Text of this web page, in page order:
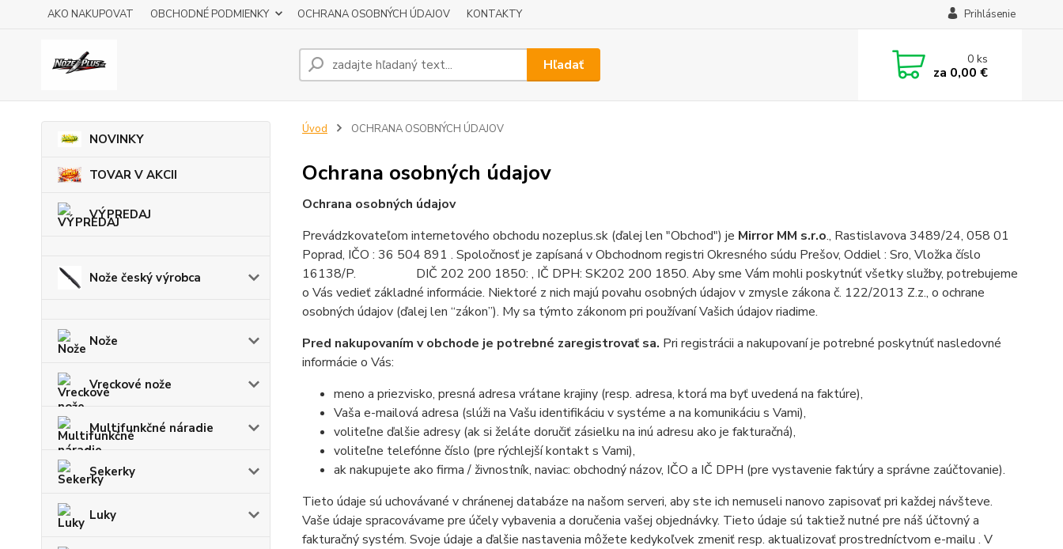
AKO NAKUPOVAT OBCHODNÉ PODMIENKY OCHRANA OSOBNÝCH ÚDAJOV KONTAKTY Prihlásenie
Hľadať 0ks
za 0,00 €
NOVINKY
TOVAR V AKCII
VÝPREDAJ
Nože český výrobca
Nože
Vreckové nože
Multifunkčné náradie
Sekerky
Luky
Úvod OCHRANA OSOBNÝCH ÚDAJOV
Ochrana osobných údajov
Ochrana osobných údajov
Prevádzkovateľom internetového obchodu nozeplus.sk (ďalej len "Obchod") je Mirror MM s.r.o., Rastislavova 3489/24, 058 01
Poprad, IČO : 36 504 891 . Spoločnosť je zapísaná v Obchodnom registri Okresného súdu Prešov, Oddiel : Sro, Vložka číslo
16138/P. DIČ 202 200 1850: , IČ DPH: SK202 200 1850. Aby sme Vám mohli poskytnúť všetky služby, potrebujeme
o Vás vedieť základné informácie. Niektoré z nich majú povahu osobných údajov v zmysle zákona č. 122/2013 Z.z., o ochrane
osobných údajov (ďalej len “zákon”). My sa týmto zákonom pri používaní Vašich údajov riadime.
Pred nakupovaním v obchode je potrebné zaregistrovať sa. Pri registrácii a nakupovaní je potrebné poskytnúť nasledovné
informácie o Vás:
meno a priezvisko, presná adresa vrátane krajiny (resp. adresa, ktorá ma byť uvedená na faktúre),
Vaša e-mailová adresa (slúži na Vašu identifikáciu v systéme a na komunikáciu s Vami),
voliteľne ďalšie adresy (ak si želáte doručiť zásielku na inú adresu ako je fakturačná),
voliteľne telefónne číslo (pre rýchlejší kontakt s Vami),
ak nakupujete ako firma / živnostník, naviac: obchodný názov, IČO a IČ DPH (pre vystavenie faktúry a správne zaúčtovanie).
Tieto údaje sú uchovávané v chránenej databáze na našom serveri, aby ste ich nemuseli nanovo zapisovať pri každej návšteve.
Vaše údaje spracovávame pre účely vybavenia a doručenia vašej objednávky. Tieto údaje sú taktiež nutné pre náš účtovný a
fakturačný systém. Svoje údaje a ďalšie nastavenia môžete kedykoľvek zmeniť resp. aktualizovať prostredníctvom e-mailu . V